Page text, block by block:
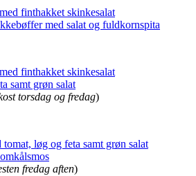
finthakket skinkesalat
med salat og fuldkornspita
finthakket skinkesalat
samt grøn salat
torsdag og fredag)
løg og feta samt grøn salat
fredag aften)